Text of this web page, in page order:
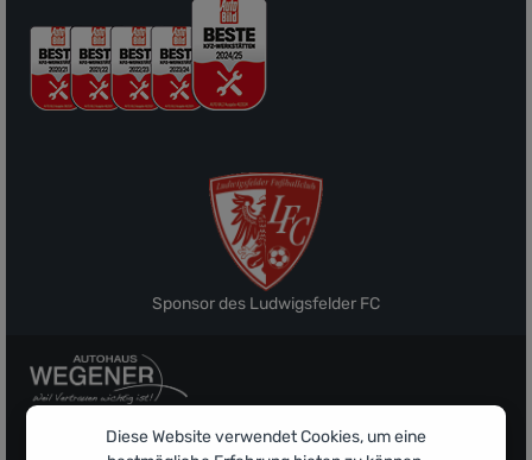
Sponsor des Ludwigsfelder FC
Diese Website verwendet Cookies, um eine